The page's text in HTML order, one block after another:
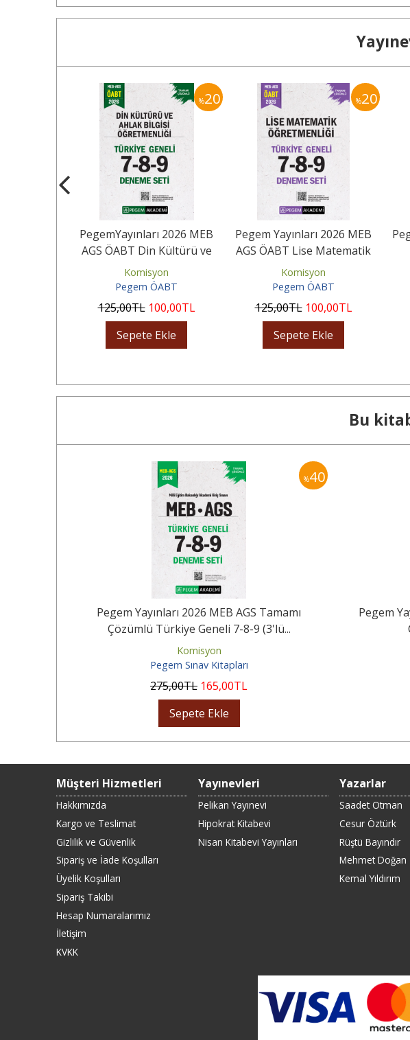
%20
PegemYayınları 2026 MEB
AGS ÖABT Din Kültürü ve
Ahlak Bilgisi...
Komisyon
Pegem ÖABT
125,00TL 100,00TL
Sepete Ekle
%20
Pegem Yayınları 2026 MEB
AGS ÖABT Lise Matematik
Öğretmenliği Tamamı...
Komisyon
Pegem ÖABT
125,00TL 100,00TL
Sepete Ekle
Bu
%40
Pegem Yayınları 2026 MEB AGS Tamamı
Çözümlü Türkiye Geneli 7-8-9 (3'lü...
Komisyon
Pegem Sınav Kitapları
275,00TL 165,00TL
Sepete Ekle
Pegem
Müşteri Hizmetleri
Hakkımızda
Kargo ve Teslimat
Gizlilik ve Güvenlik
Sipariş ve İade Koşulları
Üyelik Koşulları
Sipariş Takibi
Hesap Numaralarımız
İletişim
KVKK
Yayınevleri
Pelikan Yayınevi
Hipokrat Kitabevi
Nisan Kitabevi Yayınları
Yazarlar
Saadet Otman
Cesur Öztürk
Rüştü Bayındır
Mehmet Doğan
Kemal Yıldırım